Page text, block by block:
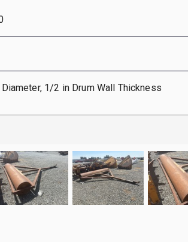
1/2 in Drum Wall Thickness